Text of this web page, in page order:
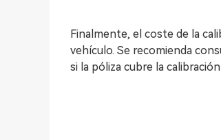
Finalmente, el coste de la
vehículo. Se recomienda
si la póliza cubre la